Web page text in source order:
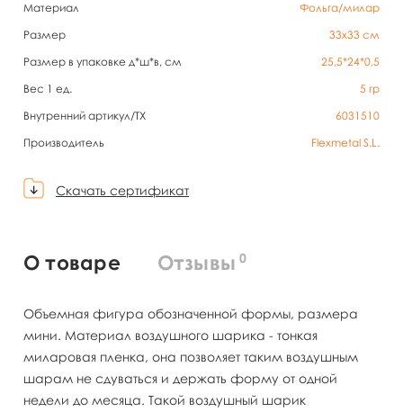
Материал
Фольга/милар
Размер
33х33 см
Размер в упаковке д*ш*в, см
25,5*24*0,5
Вес 1 ед.
5 гр
Внутренний артикул/TX
6031510
Производитель
Flexmetal S.L.
Скачать сертификат
О товаре Отзывы 0
Объемная фигура обозначенной формы, размера
мини. Материал воздушного шарика - тонкая
миларовая пленка, она позволяет таким воздушным
шарам не сдуваться и держать форму от одной
недели до месяца. Такой воздушный шарик